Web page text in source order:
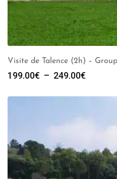
Visite de Talence (2h) –
199.00€ – 249.00€
prix :
à